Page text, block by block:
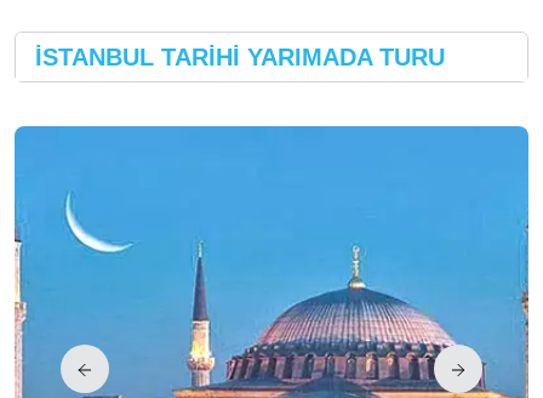
İSTANBUL TARİHİ YARIMADA TURU